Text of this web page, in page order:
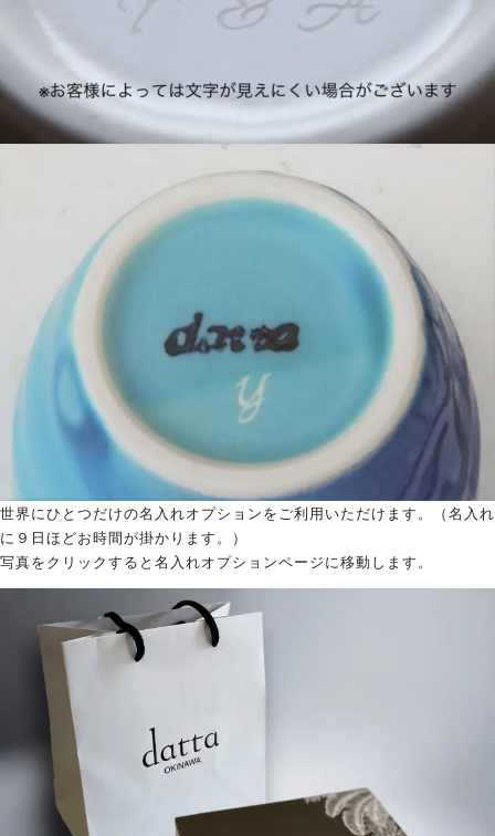
世界にひとつだけの名入れオプションをご利用いただけます。（名入れ
に９日ほどお時間が掛かります。）
写真をクリックすると名入れオプションページに移動します。